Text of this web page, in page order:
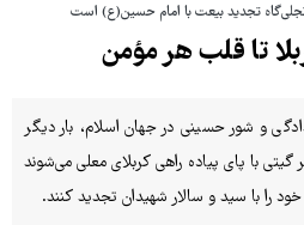
تجدید بیعت با امام حسین(ع) است
تا قلب هر مؤمن
و شور حسینی در جهان اسلام، بار دیگر
با پای پیاده راهی کربلای معلی می‌شوند
را با سید و سالار شهیدان تجدید کنند.